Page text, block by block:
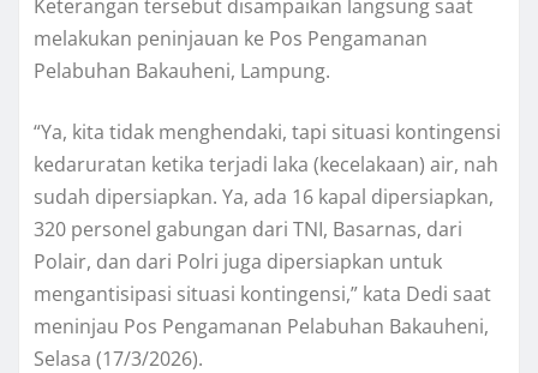
Keterangan tersebut disampaikan langsung saat
melakukan peninjauan ke Pos Pengamanan
Pelabuhan Bakauheni, Lampung.
“Ya, kita tidak menghendaki, tapi situasi kontingensi
kedaruratan ketika terjadi laka (kecelakaan) air, nah
sudah dipersiapkan. Ya, ada 16 kapal dipersiapkan,
320 personel gabungan dari TNI, Basarnas, dari
Polair, dan dari Polri juga dipersiapkan untuk
mengantisipasi situasi kontingensi,” kata Dedi saat
meninjau Pos Pengamanan Pelabuhan Bakauheni,
Selasa (17/3/2026).